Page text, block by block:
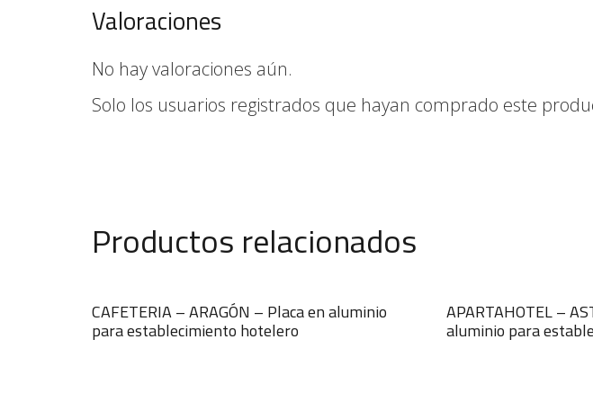
Valoraciones
No hay valoraciones aún.
Solo los usuarios registrados que hayan comprado este
Productos relacionados
CAFETERIA – ARAGÓN – Placa en aluminio
para establecimiento hotelero
APARTAHOTEL –
aluminio para